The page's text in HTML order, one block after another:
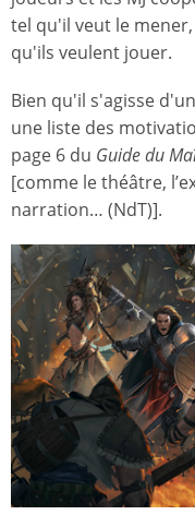
tel qu'il veut le
qu'ils veulent jouer.
Bien qu'il s'agisse
une liste des
page 6 du Guide du
[comme le théâtre,
narration… (NdT)].